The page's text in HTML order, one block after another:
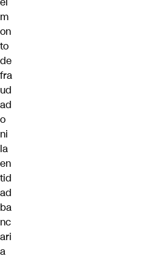
m
on
to
de
fra
ud
ad
o
ni
la
en
tid
ad
ba
nc
ari
a